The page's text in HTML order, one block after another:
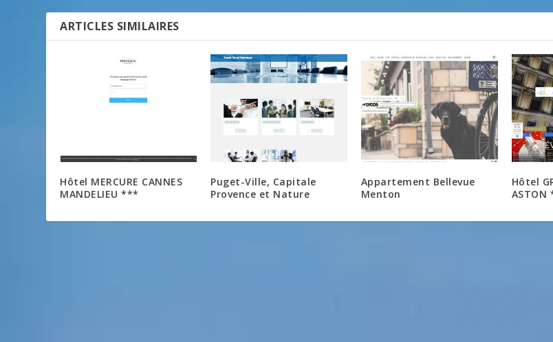
ARTICLES SIMILAIRES
Hôtel MERCURE CANNES
MANDELIEU ***
Puget-Ville, Capitale
Provence et Nature
Appartement Bellevue
Menton
Hôtel